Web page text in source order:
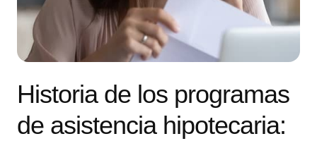
Historia de los programas
de asistencia hipotecaria: